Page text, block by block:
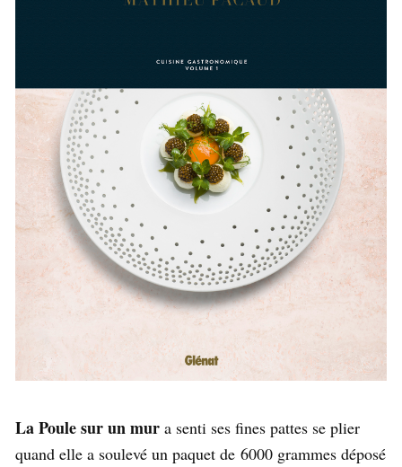
La Poule sur un mur a senti ses fines pattes se plier
quand elle a soulevé un paquet de 6000 grammes déposé